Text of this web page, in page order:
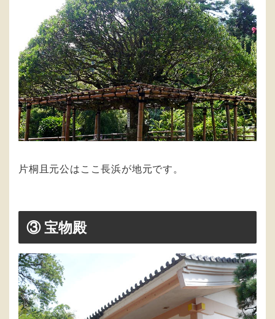
片桐且元公はここ長浜が地元です。
③ 宝物殿